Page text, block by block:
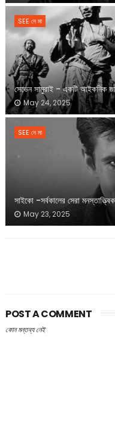
SEE নে মা
সেভেন সামুরাই - একটি আইকনিক
May 24, 2025
SEE নে মা
সাইকো -সর্বকালের সেরা
May 23, 2025
POST A COMMENT
কোন মন্তব্য নেই